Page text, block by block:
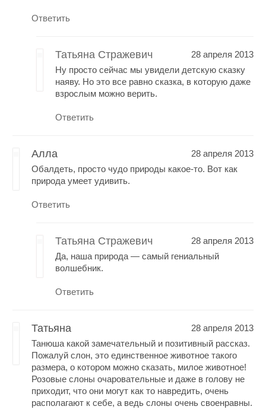
Ответить
Татьяна Стражевич
28 апреля 2013
Ну просто сейчас мы увидели детскую сказку
наяву. Но это все равно сказка, в которую даже
взрослым можно верить.
Ответить
Алла
28 апреля 2013
Обалдеть, просто чудо природы какое-то. Вот как
природа умеет удивить.
Ответить
Татьяна Стражевич
28 апреля 2013
Да, наша природа — самый гениальный
волшебник.
Ответить
Татьяна
28 апреля 2013
Танюша какой замечательный и позитивный рассказ.
Пожалуй слон, это единственное животное такого
размера, о котором можно сказать, милое животное!
Розовые слоны очаровательные и даже в голову не
приходит, что они могут как то навредить, очень
располагают к себе, а ведь слоны очень своенравны.